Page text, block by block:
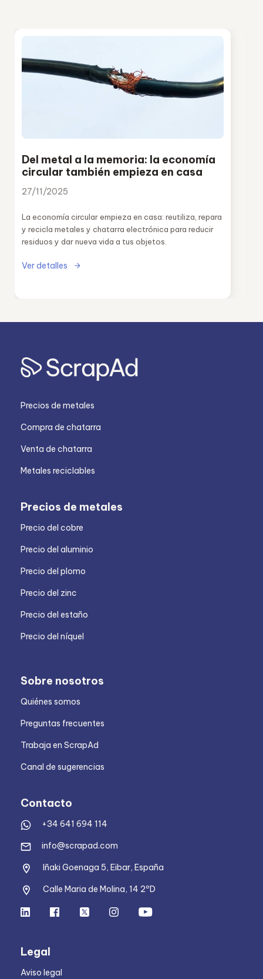
Del metal a la memoria: la economía
circular también empieza en casa
27/11/2025
La economía circular empieza en casa: reutiliza, repara
y recicla metales y chatarra electrónica para reducir
residuos y dar nueva vida a tus objetos.
Ver detalles
Precios de metales
Compra de chatarra
Venta de chatarra
Metales reciclables
Precios de metales
Precio del cobre
Precio del aluminio
Precio del plomo
Precio del zinc
Precio del estaño
Precio del níquel
Sobre nosotros
Quiénes somos
Preguntas frecuentes
Trabaja en ScrapAd
Canal de sugerencias
Contacto
+34 641 694 114
info@scrapad.com
Iñaki Goenaga 5, Eibar, España
Calle Maria de Molina, 14 2ºD
Legal
Aviso legal